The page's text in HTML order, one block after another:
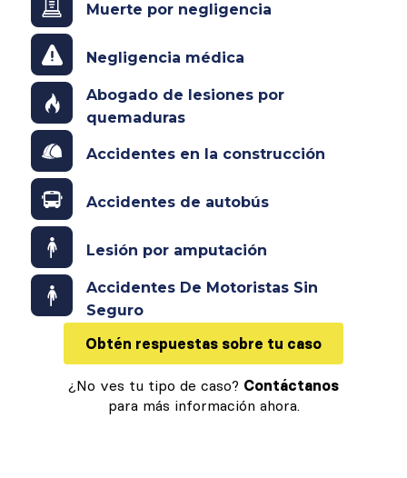
Muerte por negligencia
Negligencia médica
Abogado de lesiones por
quemaduras
Accidentes en la construcción
Accidentes de autobús
Lesión por amputación
Accidentes De Motoristas Sin
Seguro
Obtén respuestas sobre tu caso
¿No ves tu tipo de caso? Contáctanos
para más información ahora.